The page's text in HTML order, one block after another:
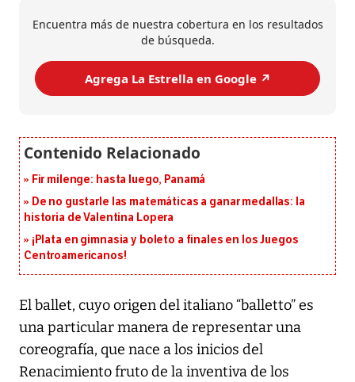
Encuentra más de nuestra cobertura en los resultados
de búsqueda.
Agrega La Estrella en Google ↗️
Fir milenge: hasta luego, Panamá
De no gustarle las matemáticas a ganar medallas: la
historia de Valentina Lopera
¡Plata en gimnasia y boleto a finales en los Juegos
Centroamericanos!
El ballet, cuyo origen del italiano “balletto” es
una particular manera de representar una
coreografía, que nace a los inicios del
Renacimiento fruto de la inventiva de los